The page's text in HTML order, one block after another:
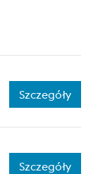
Szczegóły
Szczegóły